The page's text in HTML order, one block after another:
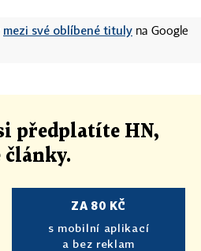
mezi své oblíbené tituly na Google
předplatíte HN,
články.
ZA 80 KČ
s mobilní aplikací
a bez reklam